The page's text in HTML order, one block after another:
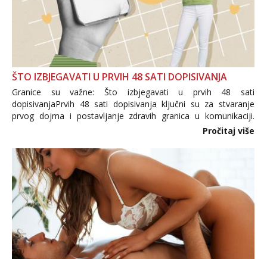
ŠTO IZBJEGAVATI U PRVIH 48 SATI DOPISIVANJA
Granice su važne: Što izbjegavati u prvih 48 sati
dopisivanjaPrvih 48 sati dopisivanja ključni su za stvaranje
prvog dojma i postavljanje zdravih granica u komunikaciji.
Važno je izbjeći prebrzo otkrivanje osobnih ili intimnih
informacija, jer nepoznata osoba još nije zaslužila to
povjerenje. Takođe...
Pročitaj više